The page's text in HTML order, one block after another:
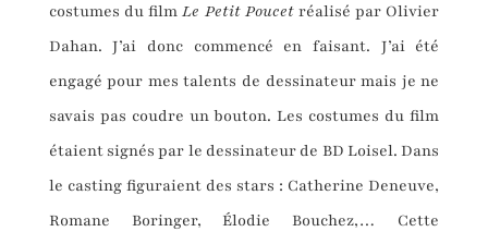
costumes du filmLe Petit Poucetréalisé par Olivier
Dahan. J’ai donc commencé en faisant. J’ai été
engagé pour mes talents de dessinateur mais je ne
savais pas coudre un bouton. Les costumes du film
étaient signés par le dessinateur de BD Loisel. Dans
le casting figuraient des stars : Catherine Deneuve,
Romane Boringer, Élodie Bouchez,… Cette